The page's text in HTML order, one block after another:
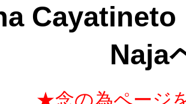
Cayatineto
Naja